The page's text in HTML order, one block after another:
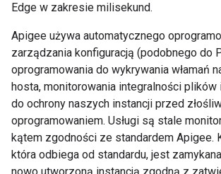
Edge w zakresie milisekund.
Apigee używa automatycznego
zarządzania konfiguracją (podobnego do
oprogramowania do wykrywania włamań
hosta, monitorowania integralności plików
do ochrony naszych instancji przed
oprogramowaniem. Usługi są stale
kątem zgodności ze standardem Apigee.
która odbiega od standardu, jest